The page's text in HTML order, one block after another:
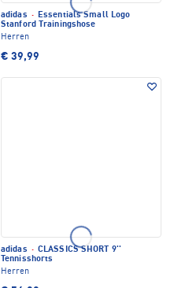
adidas · Essentials Small Logo
Stanford Trainingshose
Herren
€ 39,99
adidas · CLASSICS SHORT 9''
Tennisshorts
Herren